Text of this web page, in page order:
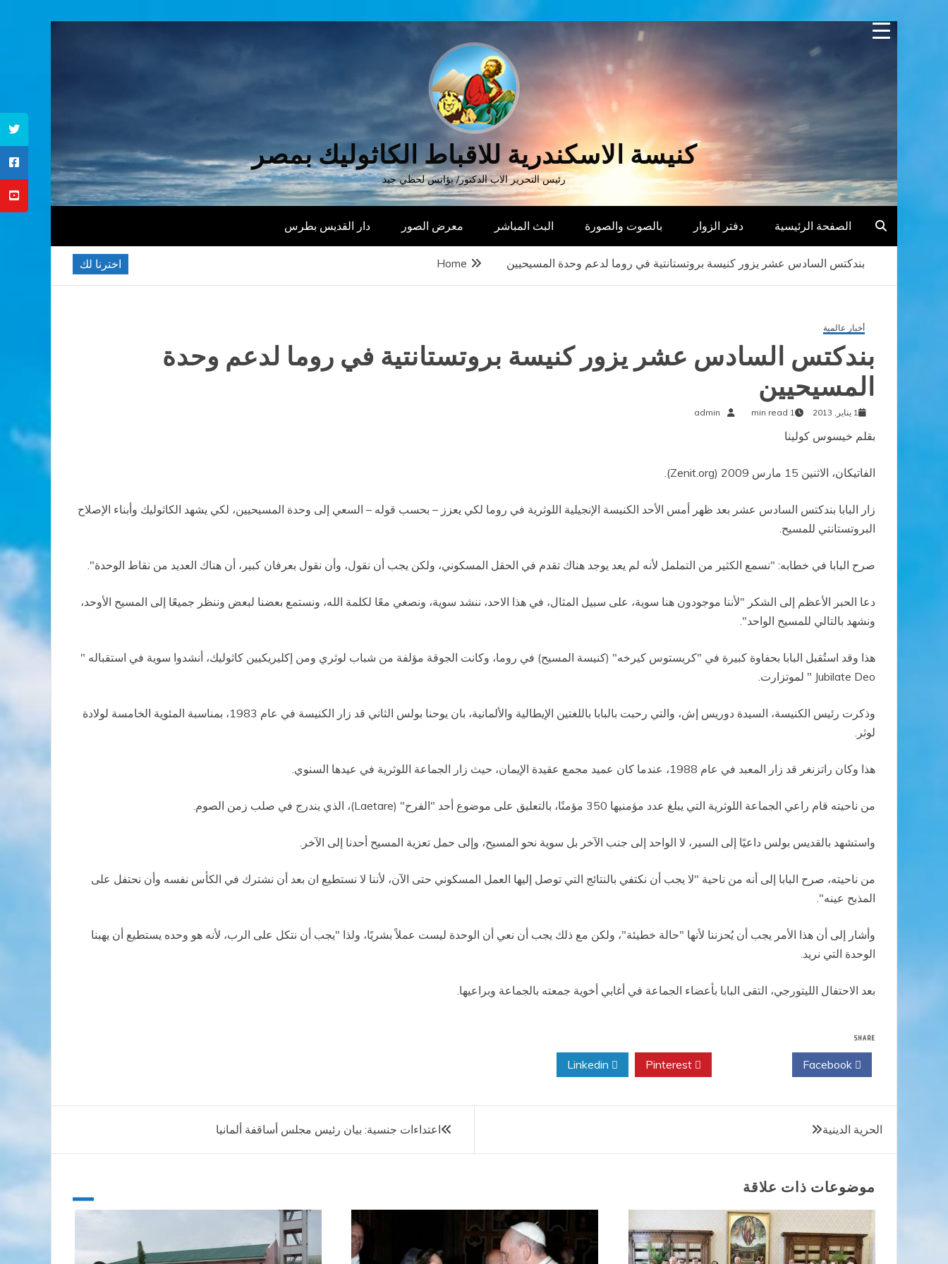
Skip
كنيسة الاسكندرية للاقباط الكاثوليك بمصر
رئيس التحرير الاب الدكتور/ يؤانس لحظي جيد
الصفحة الرئيسية دفتر الزوار بالصوت والصورة البث المباشر معرض الصور دار القديس بطرس
اخترنا لك Home بندكتس السادس عشر يزور كنيسة بروتستانتية في روما لدعم وحدة المسيحيين
أخبار عالمية
بندكتس السادس عشر يزور كنيسة بروتستانتية في روما لدعم وحدة
المسيحيين
1 يناير, 2013 1 min read
admin
بقلم خيسوس كولينا
الفاتيكان، الاثنين 15 مارس 2009 ( Zenit.org
).
زار البابا بندكتس السادس عشر بعد ظهر أمس الأحد الكنيسة الإنجيلية اللوثرية في روما لكي يعزز – بحسب قوله – السعي إلى وحدة المسيحيين، لكي يشهد الكاثوليك وأبناء الإصلاح
البروتستانتي للمسيح.
صرح البابا في خطابه: "نسمع الكثير من التململ لأنه لم يعد يوجد هناك تقدم في الحقل المسكوني، ولكن يجب أن نقول، وأن نقول بعرفان كبير، أن هناك العديد من نقاط الوحدة".
دعا الحبر الأعظم إلى الشكر "لأننا موجودون هنا سوية، على سبيل المثال، في هذا الاحد، ننشد سوية، ونصغي معًا لكلمة الله، ونستمع بعضنا لبعض وننظر جميعًا إلى المسيح الأوحد،
ونشهد بالتالي للمسيح الواحد".
هذا وقد استُقبل البابا بحفاوة كبيرة في "كريستوس كيرخه" (كنيسة المسيح) في روما، وكانت الجوقة مؤلفة من شباب لوثري ومن إكليريكيين كاثوليك، أنشدوا سوية في استقباله "
Jubilate Deo " لموتزارت.
وذكرت رئيس الكنيسة، السيدة دوريس إش، والتي رحبت بالبابا باللغتين الإيطالية والألمانية، بان يوحنا بولس الثاني قد زار الكنيسة في عام 1983، بمناسبة المئوية الخامسة لولادة
لوثر.
هذا وكان راتزنغر قد زار المعبد في عام 1988، عندما كان عميد مجمع عقيدة الإيمان، حيث زار الجماعة اللوثرية في عيدها السنوي.
من ناحيته قام راعي الجماعة اللوثرية التي يبلغ عدد مؤمنيها 350 مؤمنًا، بالتعليق على موضوع أحد "الفرح" (Laetare)، الذي يندرج في صلب زمن الصوم.
واستشهد بالقديس بولس داعيًا إلى السير، لا الواحد إلى جنب الآخر بل سوية نحو المسيح، وإلى حمل تعزية المسيح أحدنا إلى الآخر.
من ناحيته، صرح البابا إلى أنه من ناحية "لا يجب أن نكتفي بالنتائج التي توصل إليها العمل المسكوني حتى الآن، لأننا لا نستطيع ان بعد أن نشترك في الكأس نفسه وأن نحتفل على
المذبح عينه".
وأشار إلى أن هذا الأمر يجب أن يُحزننا لأنها "حالة خطيئة"، ولكن مع ذلك يجب أن نعي أن الوحدة ليست عملاً بشريًا، ولذا "يجب أن نتكل على الرب، لأنه هو وحده يستطيع أن يهبنا
الوحدة التي نريد.
بعد الاحتفال الليتورجي، التقى البابا بأعضاء الجماعة في أغابي أخوية جمعته بالجماعة وبراعيها.
SHARE
تصفّح
المقالات
اعتداءات جنسية: بيان رئيس مجلس أساقفة ألمانيا الحرية الدينية
موضوعات ذات علاقة